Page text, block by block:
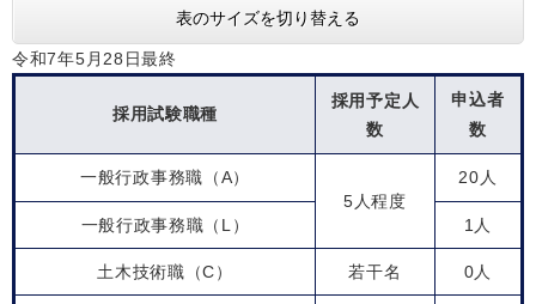
表のサイズを切り替える
令和7年5月28日最終
採用試験職種
採用予定人
数
申込者
数
一般行政事務職（A）
5人程度
20人
一般行政事務職（L） 1人
土木技術職（C） 若干名 0人